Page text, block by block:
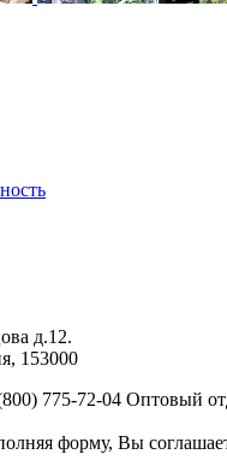
д.12.
153000
775-72-04 Оптовый
форму, Вы